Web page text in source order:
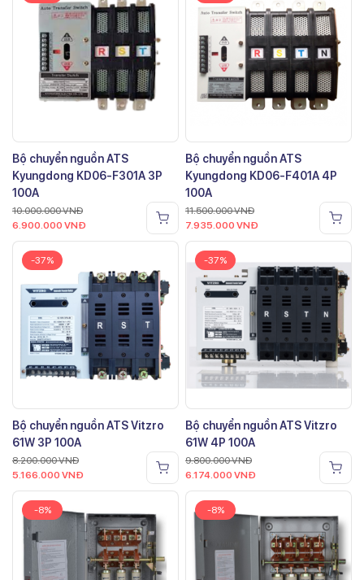
Bộ chuyển nguồn ATS
Kyungdong KD06-F301A 3P
100A
10.000.000VNĐ
6.900.000 VNĐ
Bộ chuyển nguồn ATS
Kyungdong KD06-F401A 4P
100A
11.500.000VNĐ
7.935.000 VNĐ
-37%
Bộ chuyển nguồn ATS Vitzro
61W 3P 100A
8.200.000VNĐ
5.166.000 VNĐ
-37%
Bộ chuyển nguồn ATS Vitzro
61W 4P 100A
9.800.000VNĐ
6.174.000 VNĐ
-8% -8%